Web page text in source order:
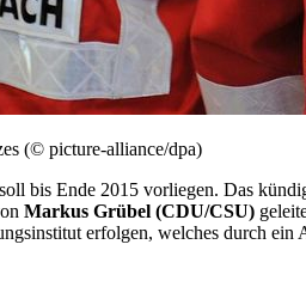
(© picture-alliance/dpa)
soll bis Ende 2015 vorliegen. Das
Markus Grübel (CDU/CSU)
erfolgen, welches durch